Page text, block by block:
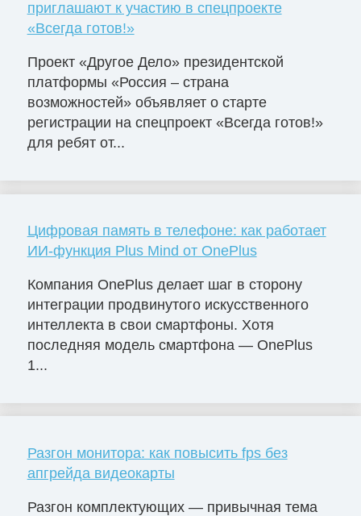
приглашают к участию в спецпроекте
«Всегда готов!»
Проект «Другое Дело» президентской
платформы «Россия – страна
возможностей» объявляет о старте
регистрации на спецпроект «Всегда готов!»
для ребят от...
Цифровая память в телефоне: как работает
ИИ-функция Plus Mind от OnePlus
Компания OnePlus делает шаг в сторону
интеграции продвинутого искусственного
интеллекта в свои смартфоны. Хотя
последняя модель смартфона — OnePlus
1...
Разгон монитора: как повысить fps без
апгрейда видеокарты
Разгон комплектующих — привычная тема